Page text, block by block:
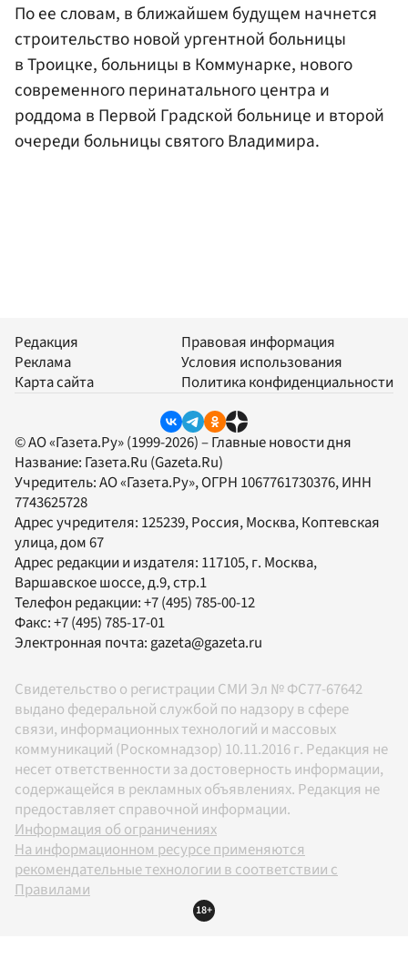
По ее словам, в ближайшем будущем начнется
строительство новой ургентной больницы
в Троицке, больницы в Коммунарке, нового
современного перинатального центра и
роддома в Первой Градской больнице и второй
очереди больницы святого Владимира.
Редакция
Реклама
Карта сайта
Правовая информация
Условия использования
Политика конфиденциальности
© АО «Газета.Ру» (1999-2026) – Главные новости дня
Название: Газета.Ru (Gazeta.Ru)
Учредитель:АО «Газета.Ру», ОГРН 1067761730376, ИНН
7743625728
Адрес учредителя: 125239, Россия, Москва, Коптевская
улица, дом 67
Адрес редакции и издателя: 117105, г. Москва,
Варшавское шоссе, д.9, стр.1
Телефон редакции:+7 (495) 785-00-12
Факс:+7 (495) 785-17-01
Электронная почта: gazeta@gazeta.ru
Свидетельство о регистрации СМИ Эл № ФС77-67642
выдано федеральной службой по надзору в сфере
связи, информационных технологий и массовых
коммуникаций (Роскомнадзор) 10.11.2016 г. Редакция не
несет ответственности за достоверность информации,
содержащейся в рекламных объявлениях. Редакция не
предоставляет справочной информации.
Информация об ограничениях
На информационном ресурсе применяются
рекомендательные технологии в соответствии с
Правилами
18+